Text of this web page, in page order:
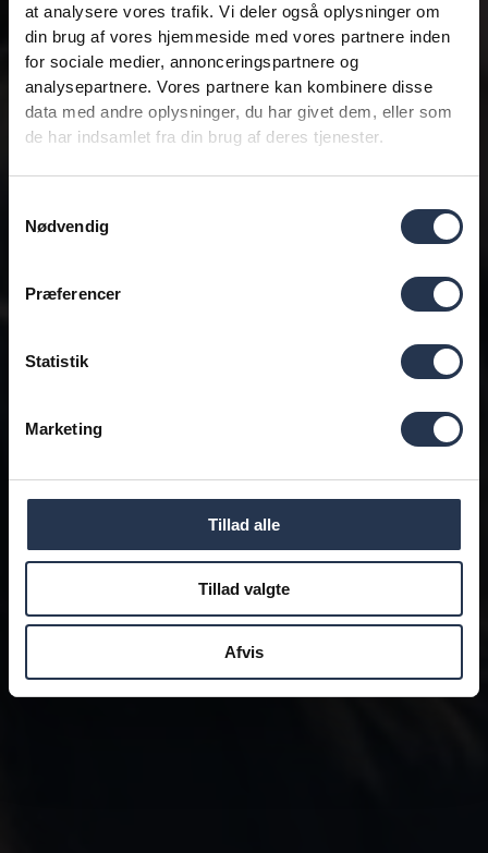
at analysere vores trafik. Vi deler også oplysninger om
din brug af vores hjemmeside med vores partnere inden
for sociale medier, annonceringspartnere og
analysepartnere. Vores partnere kan kombinere disse
data med andre oplysninger, du har givet dem, eller som
de har indsamlet fra din brug af deres tjenester.
Nødvendig
Præferencer
Statistik
Marketing
Tillad alle
Tillad valgte
Afvis